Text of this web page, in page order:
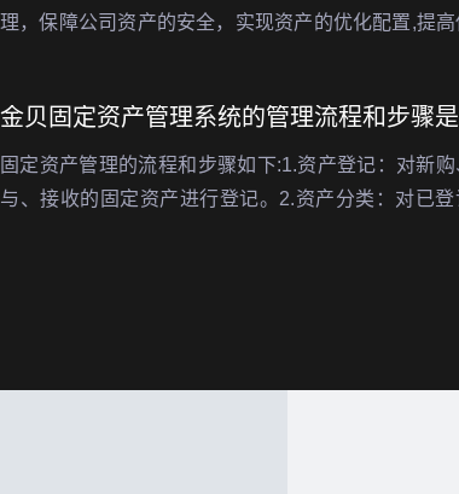
理，保障公司资产的安全，实现资产的优化配置,提高
固定资产管理的流程和步骤如下:1.资产登记：对新购
与、接收的固定资产进行登记。2.资产分类：对已登